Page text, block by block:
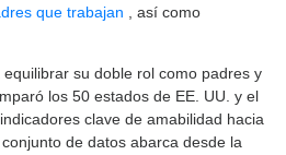
que trabajan , así como
su doble rol como padres y
los 50 estados de EE. UU. y el
clave de amabilidad hacia
de datos abarca desde la